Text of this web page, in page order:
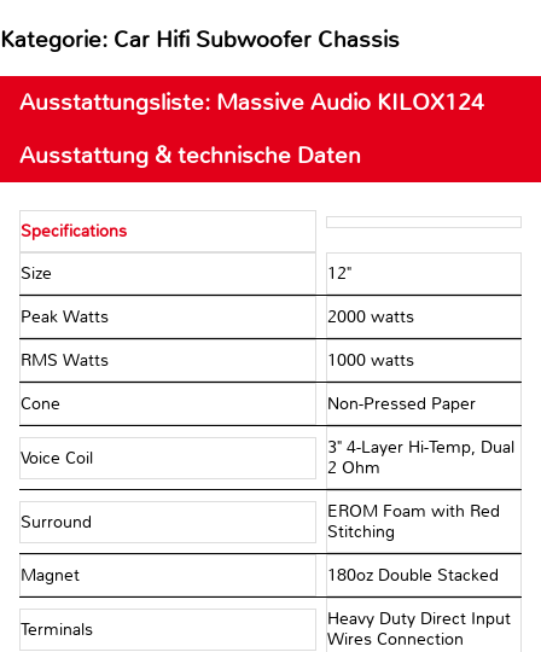
Kategorie: Car Hifi Subwoofer Chassis
Ausstattungsliste: Massive Audio KILOX124
Ausstattung & technische Daten
Specifications
Size 12"
Peak Watts 2000 watts
RMS Watts 1000 watts
Cone Non-Pressed Paper
Voice Coil
3" 4-Layer Hi-Temp, Dual
2 Ohm
Surround
EROM Foam with Red
Stitching
Magnet 180oz Double Stacked
Terminals
Heavy Duty Direct Input
Wires Connection